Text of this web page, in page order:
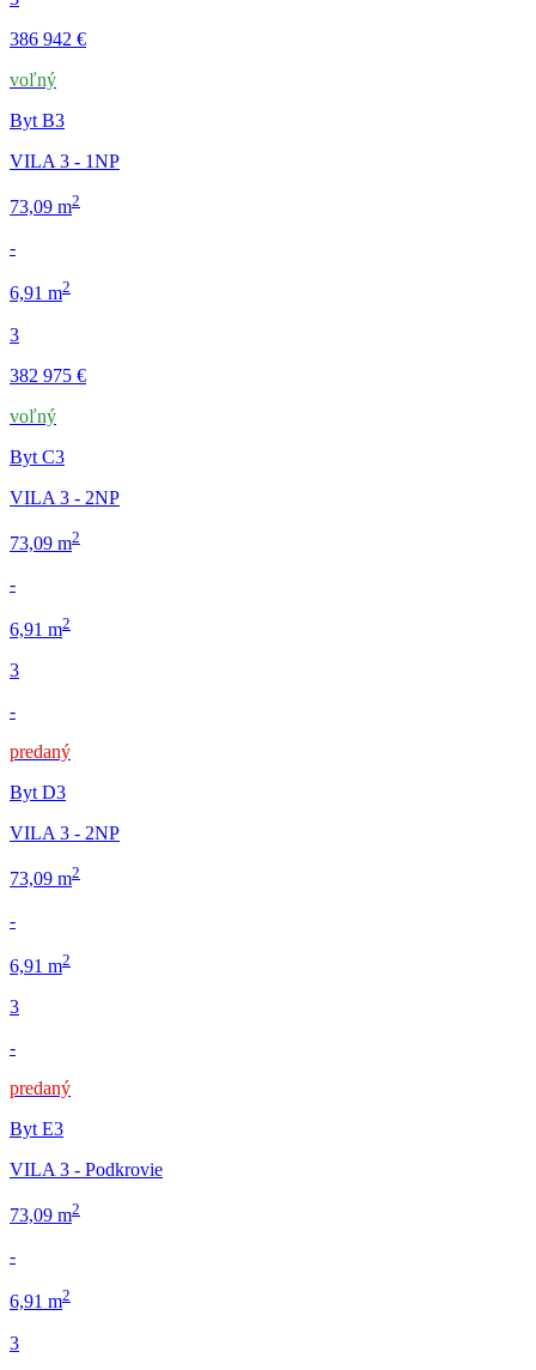
386 942 €
voľný
Byt B3
VILA 3 - 1NP
73,09 m2
-
6,91 m2
3
382 975 €
voľný
Byt C3
VILA 3 - 2NP
73,09 m2
-
6,91 m2
3
-
predaný
Byt D3
VILA 3 - 2NP
73,09 m2
-
6,91 m2
3
-
predaný
Byt E3
VILA 3 - Podkrovie
73,09 m2
-
6,91 m2
3